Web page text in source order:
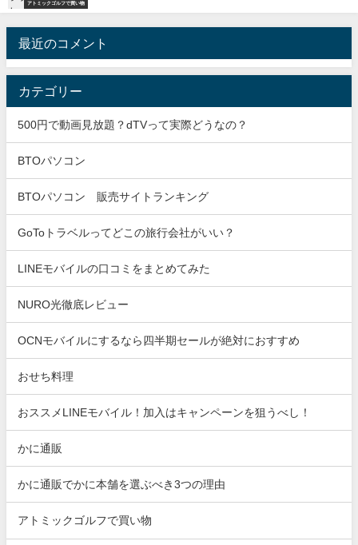
アトミックゴルフで買い物
最近のコメント
カテゴリー
500円で動画見放題？dTVって実際どうなの？
BTOパソコン
BTOパソコン 販売サイトランキング
GoToトラベルってどこの旅行会社がいい？
LINEモバイルの口コミをまとめてみた
NURO光徹底レビュー
OCNモバイルにするなら四半期セールが絶対におすすめ
おせち料理
おススメLINEモバイル！加入はキャンペーンを狙うべし！
かに通販
かに通販でかに本舗を選ぶべき3つの理由
アトミックゴルフで買い物